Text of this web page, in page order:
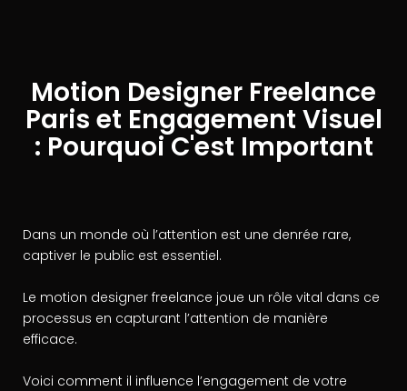
Motion Designer Freelance
Paris et Engagement Visuel
: Pourquoi C'est Important
Dans un monde où l’attention est une denrée rare,
captiver le public est essentiel.
Le motion designer freelance joue un rôle vital dans ce
processus en capturant l’attention de manière
efficace.
Voici comment il influence l’engagement de votre